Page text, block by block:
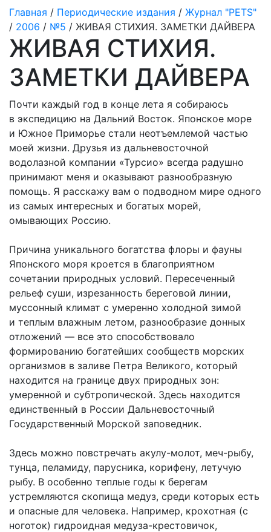
Главная / Периодические издания / Журнал "PETS"
/ 2006 / №5 / ЖИВАЯ СТИХИЯ. ЗАМЕТКИ ДАЙВЕРА
ЖИВАЯ СТИХИЯ.
ЗАМЕТКИ ДАЙВЕРА
Почти каждый год в конце лета я собираюсь
в экспедицию на Дальний Восток. Японское море
и Южное Приморье стали неотъемлемой частью
моей жизни. Друзья из дальневосточной
водолазной компании «Турсио» всегда радушно
принимают меня и оказывают разнообразную
помощь. Я расскажу вам о подводном мире одного
из самых интересных и богатых морей,
омывающих Россию.
Причина уникального богатства флоры и фауны
Японского моря кроется в благоприятном
сочетании природных условий. Пересеченный
рельеф суши, изрезанность береговой линии,
муссонный климат с умеренно холодной зимой
и теплым влажным летом, разнообразие донных
отложений — все это способствовало
формированию богатейших сообществ морских
организмов в заливе Петра Великого, который
находится на границе двух природных зон:
умеренной и субтропической. Здесь находится
единственный в России Дальневосточный
Государственный Морской заповедник.
Здесь можно повстречать акулу-молот, меч-рыбу,
тунца, пеламиду, парусника, корифену, летучую
рыбу. В особенно теплые годы к берегам
устремляются скопища медуз, среди которых есть
и опасные для человека. Например, крохотная (с
ноготок) гидроидная медуза-крестовичок,